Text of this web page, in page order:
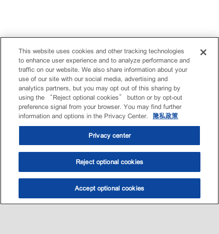
选油助手 查找门店
This website uses cookies and other tracking technologies
to enhance user experience and to analyze performance and
traffic on our website. We also share information about your
use of our site with our social media, advertising and
analytics partners, but you may opt out of this sharing by
using the “Reject optional cookies” button or by opt-out
preference signal from your browser. You may find further
information and options in the Privacy Center.
隐私政策
Privacy center
Reject optional cookies
Accept optional cookies